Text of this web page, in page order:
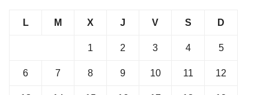
L M X J V S D
1 2 3 4 5
6 7 8 9 10 11 12